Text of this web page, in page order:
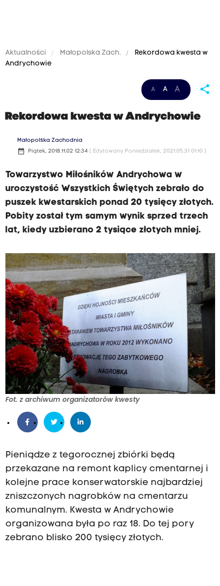
Aktualności Małopolska Zach.
Rekordowa kwesta w
Andrychowie
A A A share
Rekordowa kwesta w Andrychowie
Małopolska Zachodnia
date_range Piątek, 2018.11.02 12:34 ( Edytowany Poniedziałek, 2021.05.31 01:10 )
Towarzystwo Miłośników Andrychowa w
uroczystość Wszystkich Świętych zebrało do
puszek kwestarskich ponad 20 tysięcy złotych.
Pobity został tym samym wynik sprzed trzech
lat, kiedy uzbierano 2 tysiące złotych mniej.
Fot. z archiwum organizatorów kwesty
Pieniądze z tegorocznej zbiórki będą
przekazane na remont kaplicy cmentarnej i
kolejne prace konserwatorskie najbardziej
zniszczonych nagrobków na cmentarzu
komunalnym. Kwesta w Andrychowie
organizowana była po raz 18. Do tej pory
zebrano blisko 200 tysięcy złotych.